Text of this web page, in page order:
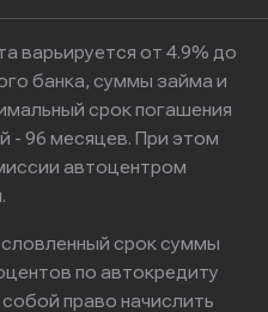
варьируется от 4.9% до
банка, суммы займа и
срок погашения
- 96 месяцев. При этом
автоцентром
срок суммы
по автокредиту
право начислить